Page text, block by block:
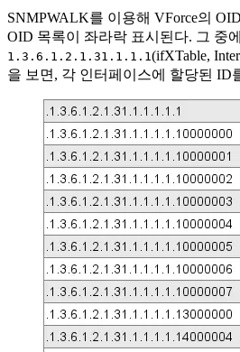
SNMPWALK를 이용해 VForce의
OID 목록이 좌라락 표시된다. 그 중
1.3.6.1.2.1.31.1.1.1(ifXTable,
을 보면, 각 인터페이스에 할당된 ID